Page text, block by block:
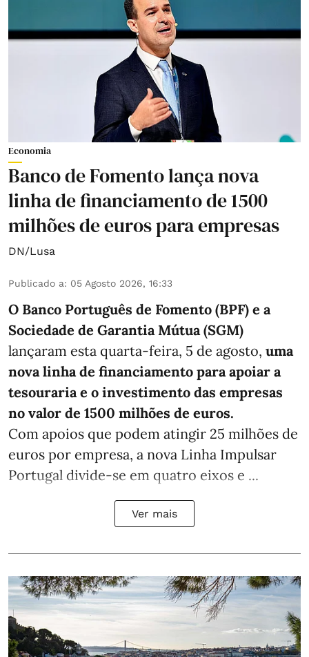
Economia
Banco de Fomento lança nova
linha de financiamento de 1500
milhões de euros para empresas
DN/Lusa
Publicado a: 05 Agosto 2026, 16:33
O Banco Português de Fomento (BPF) e a
Sociedade de Garantia Mútua (SGM)
lançaram esta quarta-feira, 5 de agosto, uma
nova linha de financiamento para apoiar a
tesouraria e o investimento das empresas
no valor de 1500 milhões de euros.
Com apoios que podem atingir 25 milhões de
euros por empresa, a nova Linha Impulsar
Portugal divide-se em quatro eixos e ...
Ver mais